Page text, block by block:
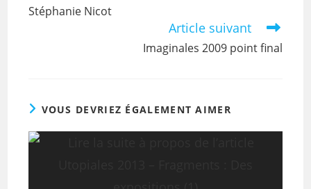
Stéphanie Nicot
Article suivant
Imaginales 2009 point final
VOUS DEVRIEZ ÉGALEMENT AIMER